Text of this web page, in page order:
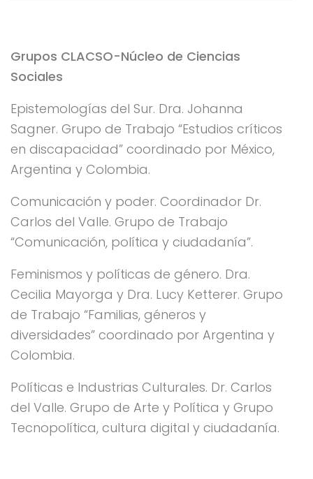
Grupos CLACSO-Núcleo de Ciencias
Sociales
Epistemologías del Sur. Dra. Johanna
Sagner. Grupo de Trabajo “Estudios críticos
en discapacidad” coordinado por México,
Argentina y Colombia.
Comunicación y poder. Coordinador Dr.
Carlos del Valle. Grupo de Trabajo
“Comunicación, política y ciudadanía”.
Feminismos y políticas de género. Dra.
Cecilia Mayorga y Dra. Lucy Ketterer. Grupo
de Trabajo “Familias, géneros y
diversidades” coordinado por Argentina y
Colombia.
Políticas e Industrias Culturales. Dr. Carlos
del Valle. Grupo de Arte y Política y Grupo
Tecnopolítica, cultura digital y ciudadanía.